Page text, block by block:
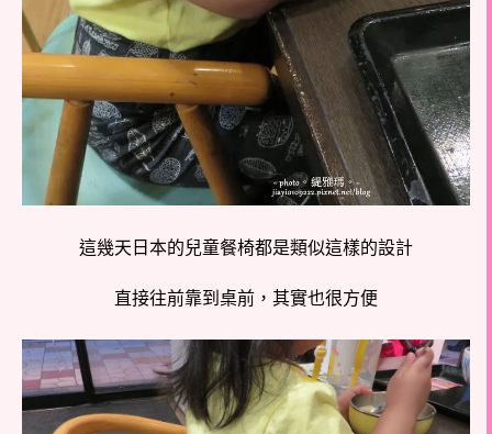
這幾天日本的兒童餐椅都是類似這樣的設計
直接往前靠到桌前，其實也很方便